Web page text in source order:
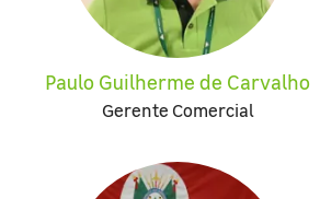
Paulo Guilherme de Carvalho
Gerente Comercial